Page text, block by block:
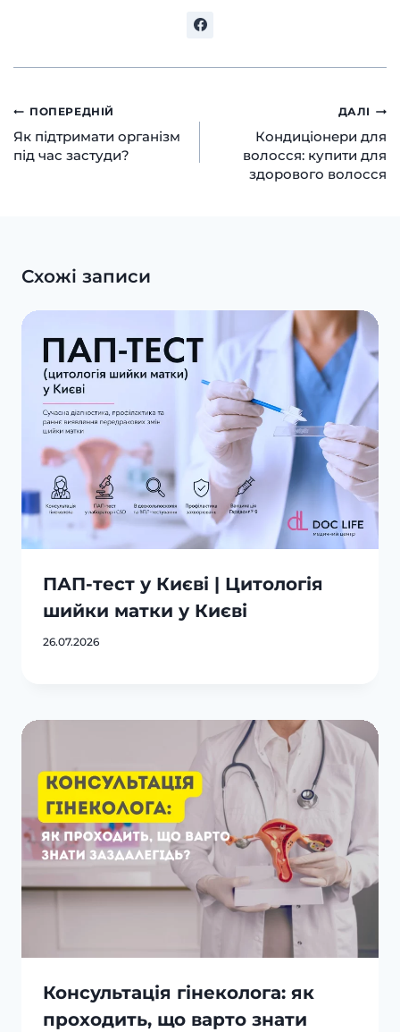
Навігація
записів
ПОПЕРЕДНІЙ
Як підтримати організм
під час застуди?
ДАЛІ
Кондиціонери для
волосся: купити для
здорового волосся
Схожі записи
ПАП-тест у Києві | Цитологія
шийки матки у Києві
26.07.2026
Консультація гінеколога: як
проходить, що варто знати